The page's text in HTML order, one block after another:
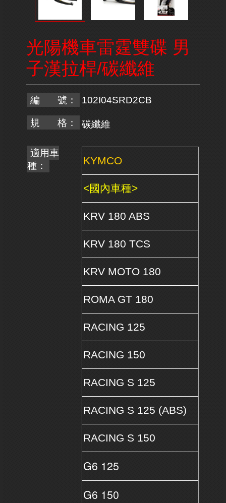
光陽機車雷霆雙碟 男
子漢拉桿/碳纖維
編 號： 102I04SRD2CB
規 格： 碳纖維
適用車
種：
KYMCO
<國內車種>
KRV 180 ABS
KRV 180 TCS
KRV MOTO 180
ROMA GT 180
RACING 125
RACING 150
RACING S 125
RACING S 125 (ABS)
RACING S 150
G6 125
G6 150